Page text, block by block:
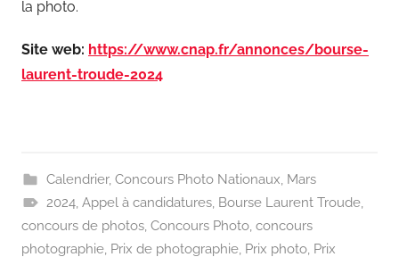
la photo.
Site web: https://www.cnap.fr/annonces/bourse-
laurent-troude-2024
Calendrier, Concours Photo Nationaux, Mars
2024, Appel à candidatures, Bourse Laurent Troude,
concours de photos, Concours Photo, concours
photographie, Prix de photographie, Prix photo, Prix